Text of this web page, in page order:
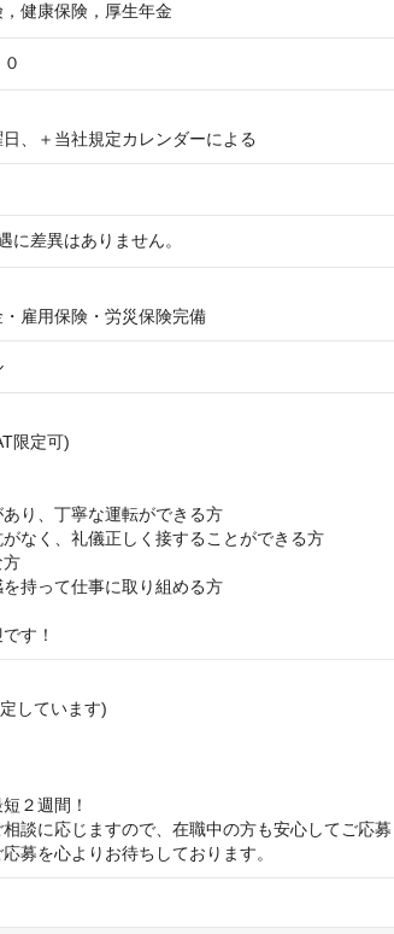
健康保険，厚生年金
、＋当社規定カレンダーによる
に差異はありません。
雇用保険・労災保険完備
限定可)
あり、丁寧な運転ができる方
がなく、礼儀正しく接することができる方
方
を持って仕事に取り組める方
す！
しています)
２週間！
談に応じますので、在職中の方も安心してご応募
募を心よりお待ちしております。